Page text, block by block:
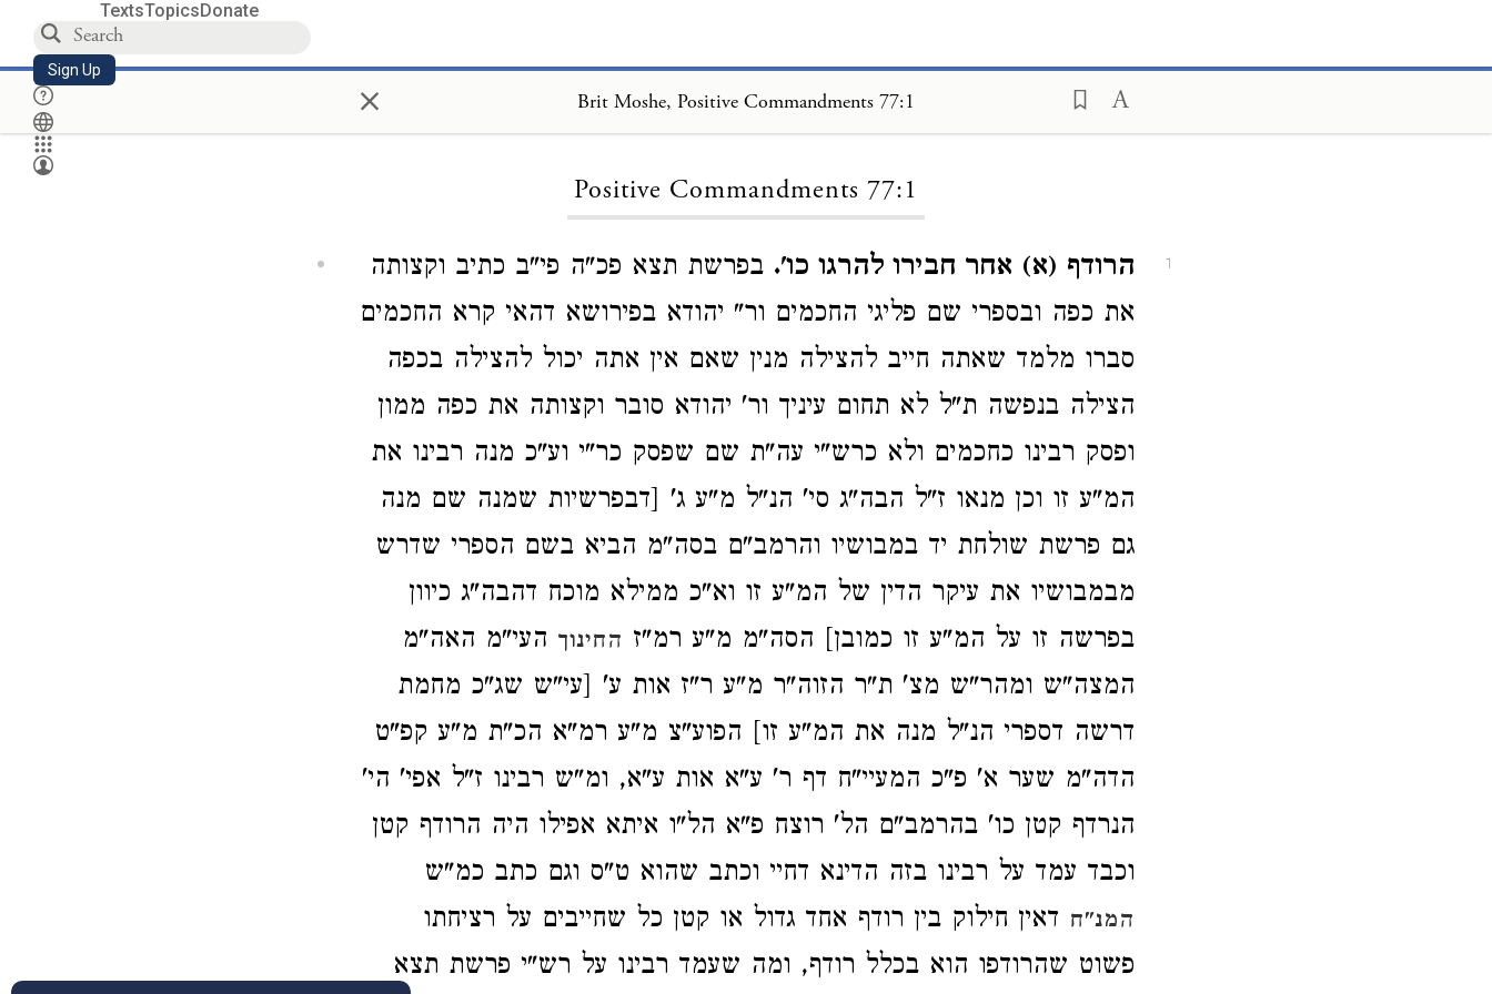
TextsTopicsDonate
Sign Up × Brit Moshe, Positive Commandments 77:1
Positive Commandments 77:1
1 הרודף (א) אחר חבירו להרגו כו'. בפרשת תצא פכ"ה פי"ב כתיב וקצותה
את כפה ובספרי שם פליגי החכמים ור" יהודא בפירושא דהאי קרא החכמים
סברו מלמד שאתה חייב להצילה מנין שאם אין אתה יכול להצילה בכפה
הצילה בנפשה ת"ל לא תחום עיניך ור' יהודא סובר וקצותה את כפה ממון
ופסק רבינו כחכמים ולא כרש"י עה"ת שם שפסק כר"י וע"כ מנה רבינו את
המ"ע זו וכן מנאו ז"ל הבה"ג סי' הנ"ל מ"ע ג' [דבפרשיות שמנה שם מנה
גם פרשת שולחת יד במבושיו והרמב"ם בסה"מ הביא בשם הספרי שדרש
מבמבושיו את עיקר הדין של המ"ע זו וא"כ ממילא מוכח דהבה"ג כיוון
בפרשה זו על המ"ע זו כמובן] הסה"מ מ"ע רמ"ז החינוך העי"מ האה"מ
המצה"ש ומהר"ש מצ' ת"ר הזוה"ר מ"ע ר"ז אות ע' [עי"ש שג"כ מחמת
דרשה דספרי הנ"ל מנה את המ"ע זו] הפוע"צ מ"ע רמ"א הכ"ת מ"ע קפ"ט
הדה"מ שער א' פ"כ המעיי"ח דף ר' ע"א אות ע"א, ומ"ש רבינו ז"ל אפי' הי'
הנרדף קטן כו' בהרמב"ם הל' רוצח פ"א הל"ו איתא אפילו היה הרודף קטן
וכבד עמד על רבינו בזה הדינא דחיי וכתב שהוא ט"ס וגם כתב כמ"ש
המנ"ח דאין חילוק בין רודף אחד גדול או קטן כל שחייבים על רציחתו
פשוט שהרודפו הוא בכלל רודף, ומה שעמד רבינו על רש"י פרשת תצא